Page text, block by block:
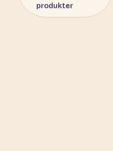
produkter